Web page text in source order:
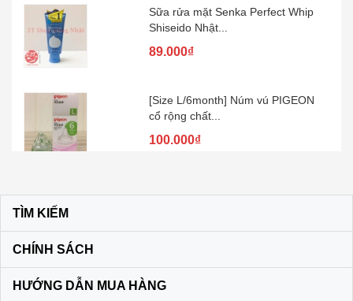
Sữa rửa mặt Senka Perfect Whip
Shiseido Nhật...
89.000₫
[Size L/6month] Núm vú PIGEON
cổ rộng chất...
100.000₫
Nhật Bản
Son dưỡng môi DHC KHÔNG MÀU
màu vàng
TÌM KIẾM
CHÍNH SÁCH
HƯỚNG DẪN MUA HÀNG